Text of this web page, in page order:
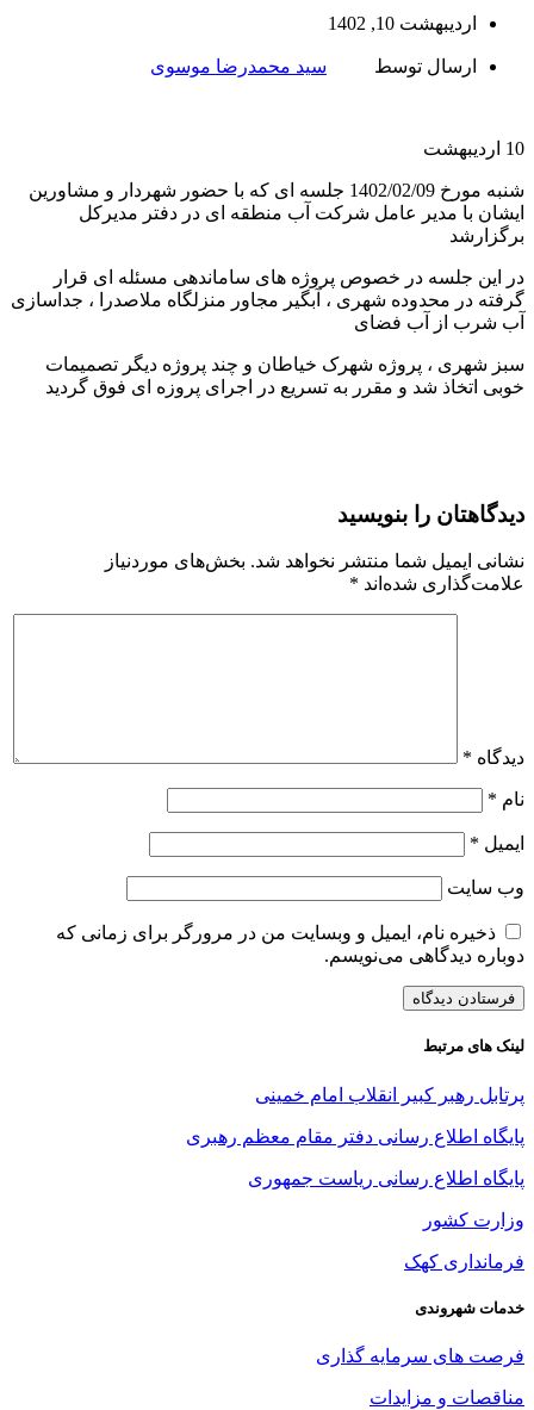
اردیبهشت 10, 1402
ارسال توسط سید محمدرضا موسوی
10 اردیبهشت
شنبه مورخ 1402/02/09 جلسه ای که با حضور شهردار و مشاورین
ایشان با مدیر عامل شرکت آب منطقه ای در دفتر مدیرکل
برگزارشد
در این جلسه در خصوص پروژه های ساماندهی مسئله ای قرار
گرفته در محدوده شهری ، آبگیر مجاور منزلگاه ملاصدرا ، جداسازی
آب شرب از آب فضای
سبز شهری ، پروژه شهرک خیاطان و چند پروژه دیگر تصمیمات
خوبی اتخاذ شد و مقرر به تسریع در اجرای پروزه ای فوق گردید
دیدگاهتان را بنویسید
نشانی ایمیل شما منتشر نخواهد شد. بخش‌های موردنیاز
علامت‌گذاری شده‌اند *
دیدگاه *
نام *
ایمیل *
وب‌ سایت
ذخیره نام، ایمیل و وبسایت من در مرورگر برای زمانی که
دوباره دیدگاهی می‌نویسم.
لینک های مرتبط
پرتابل رهبر کبیر انقلاب امام خمینی
پایگاه اطلاع رسانی دفتر مقام معظم رهبری
پایگاه اطلاع رسانی ریاست جمهوری
وزارت کشور
فرمانداری کهک
خدمات شهروندی
فرصت های سرمایه گذاری
مناقصات و مزایدات